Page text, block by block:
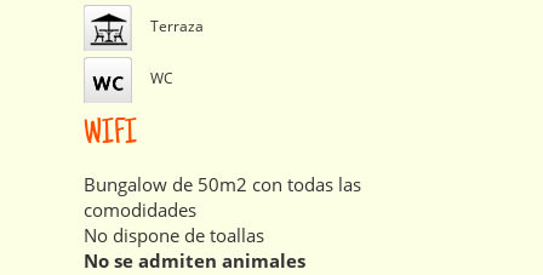
Terraza
WC
WIFI
Bungalow de 50m2 con todas las
comodidades
No dispone de toallas
No se admiten animales